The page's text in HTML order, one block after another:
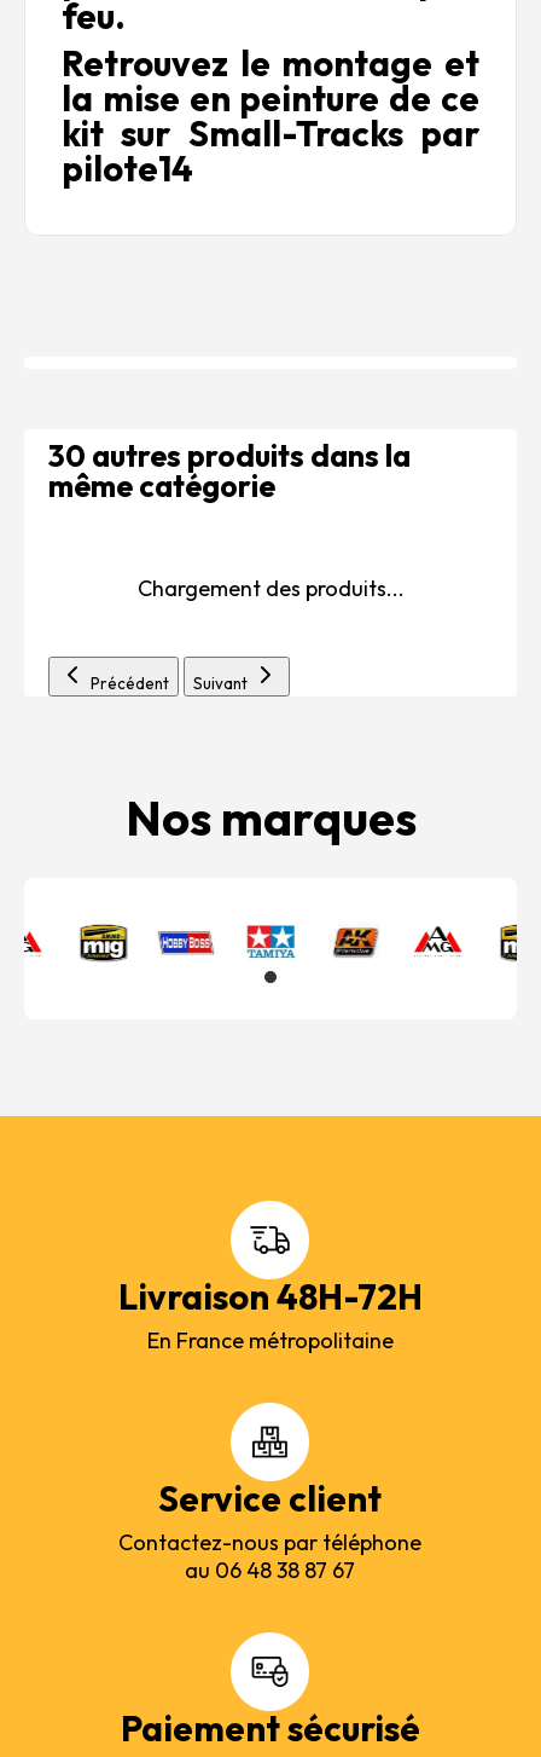
feu.
Retrouvez le montage et
la mise en peinture de ce
kit sur Small-Tracks par
pilote14
30 autres produits dans la
même catégorie
Chargement des produits...
Précédent Suivant
Nos marques
Livraison 48H-72H
En France métropolitaine
Service client
Contactez-nous par téléphone
au 06 48 38 87 67
Paiement sécurisé